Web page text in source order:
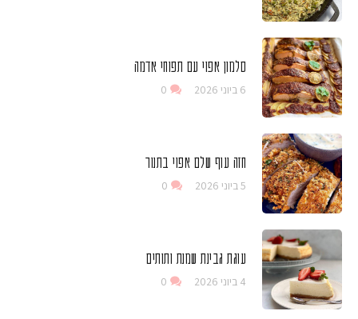
סלמון אפוי עם תפוחי אדמה
6 ביוני 2026 0
חזה עוף שלם אפוי בתנור
5 ביוני 2026 0
עוגת גבינת שמנת ותותים
4 ביוני 2026 0